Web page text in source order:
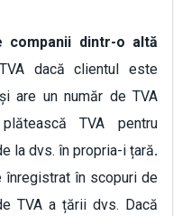
companii dintr-o altă
dacă clientul este
are un număr de TVA
TVA pentru
la dvs. în propria-i țară.
înregistrat în scopuri de
TVA a țării dvs. Dacă